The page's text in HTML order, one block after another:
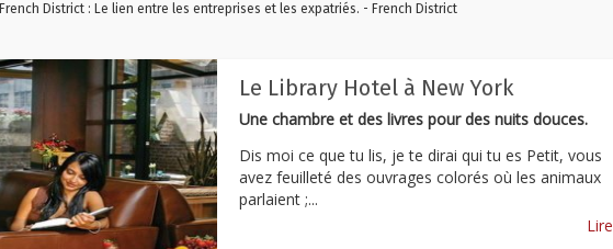
French District : Le lien entre les entreprises et les expatriés. - French District
Le Library Hotel à New York
Une chambre et des livres pour des nuits douces.
Dis moi ce que tu lis, je te dirai qui tu es Petit, vous
avez feuilleté des ouvrages colorés où les animaux
parlaient ;...
Lire